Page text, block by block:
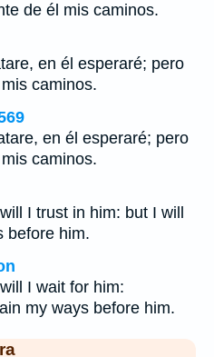
de él mis caminos.
en él esperaré; pero
caminos.
en él esperaré; pero
caminos.
I trust in him: but I will
before him.
I wait for him:
my ways before him.